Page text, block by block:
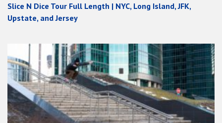
Slice N Dice Tour Full Length | NYC, Long Island, JFK,
Upstate, and Jersey